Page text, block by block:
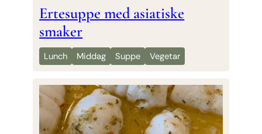
Ertesuppe med asiatiske
smaker
Lunch Middag Suppe Vegetar